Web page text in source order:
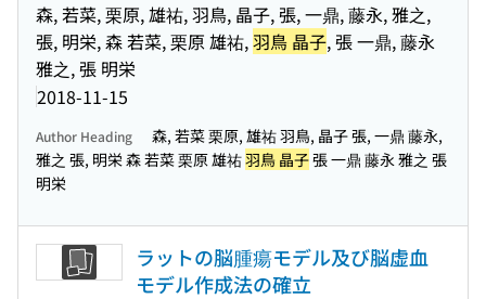
森, 若菜, 栗原, 雄祐, 羽鳥, 晶子, 張, 一鼎, 藤永, 雅之,
張, 明栄, 森 若菜, 栗原 雄祐,羽鳥 晶子, 張 一鼎, 藤永
雅之, 張 明栄
2018-11-15
Author Heading
森, 若菜 栗原, 雄祐 羽鳥, 晶子 張, 一鼎 藤永,
雅之 張, 明栄 森 若菜 栗原 雄祐羽鳥 晶子張 一鼎 藤永 雅之 張
明栄
ラットの脳腫瘍モデル及び脳虚血
モデル作成法の確立